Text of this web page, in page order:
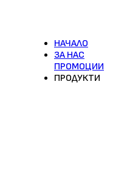
НАЧАЛО
ЗА НАС
ПРОМОЦИИ
ПРОДУКТИ